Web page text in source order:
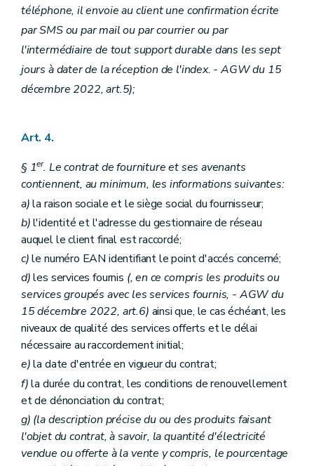
téléphone, il envoie au client une confirmation écrite
par SMS ou par mail ou par courrier ou par
l'intermédiaire de tout support durable dans les sept
jours à dater de la réception de l'index. - AGW du 15
décembre 2022, art.5);
Art. 4.
§ 1er. Le contrat de fourniture et ses avenants
contiennent, au minimum, les informations suivantes:
a)la raison sociale et le siège social du fournisseur;
b)l'identité et l'adresse du gestionnaire de réseau
auquel le client final est raccordé;
c)le numéro EAN identifiant le point d'accés concerné;
d)les services fournis (, en ce compris les produits ou
services groupés avec les services fournis, - AGW du
15 décembre 2022, art.6) ainsi que, le cas échéant, les
niveaux de qualité des services offerts et le délai
nécessaire au raccordement initial;
e)la date d'entrée en vigueur du contrat;
f)la durée du contrat, les conditions de renouvellement
et de dénonciation du contrat;
g) (la description précise du ou des produits faisant
l'objet du contrat, à savoir, la quantité d'électricité
vendue ou offerte à la vente y compris, le pourcentage